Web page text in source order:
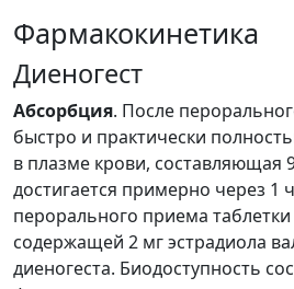
Фармакокинетика
Диеногест
Абсорбция. После
быстро и практически
в плазме крови, составляющая
достигается примерно через 1
перорального приема
содержащей 2 мг эстрадиола
диеногеста. Биодоступность